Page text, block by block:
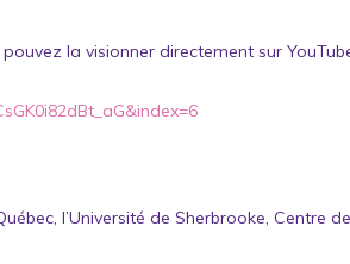
la visionner directement sur
l’Université de Sherbrooke, Centre